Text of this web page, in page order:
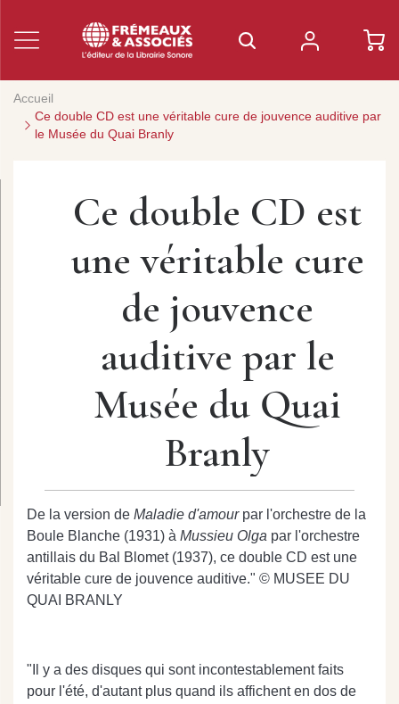
Accueil
Ce double CD est une véritable cure de jouvence auditive par
le Musée du Quai Branly
Ce double CD est
une véritable cure
de jouvence
auditive par le
Musée du Quai
Branly
De la version de Maladie d'amourpar l'orchestre de la
Boule Blanche (1931) à Mussieu Olga par l'orchestre
antillais du Bal Blomet (1937), ce double CD est une
véritable cure de jouvence auditive." © MUSEE DU
QUAI BRANLY
"Il y a des disques qui sont incontestablement faits
pour l'été, d'autant plus quand ils affichent en dos de